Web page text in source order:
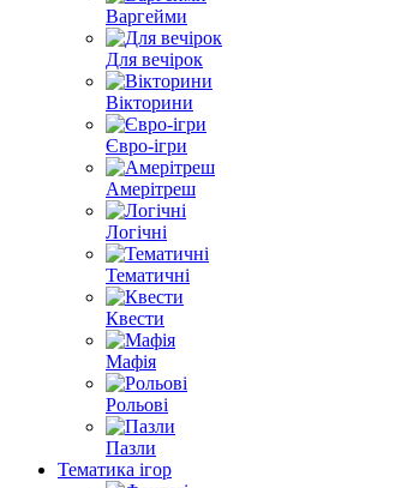
Варгейми
Для вечірок
Вікторини
Євро-ігри
Амерітреш
Логічні
Тематичні
Квести
Мафія
Рольові
Пазли
Тематика ігор